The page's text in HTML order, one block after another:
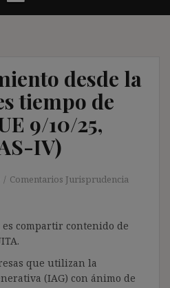
desde la
tiempo de
9/10/25,
IV)
Comentarios Jurisprudencia
compartir contenido de
que utilizan la
(IAG) con ánimo de